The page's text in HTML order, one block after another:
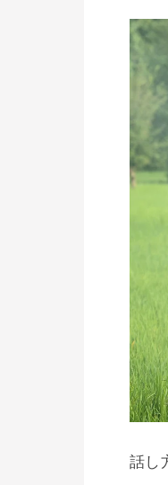
話し